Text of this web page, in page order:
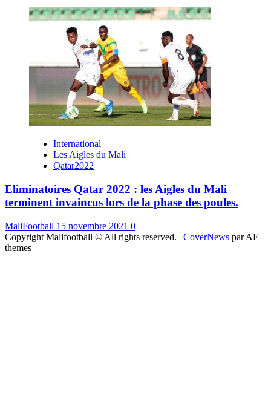
International
Les Aigles du Mali
Qatar2022
Eliminatoires Qatar 2022 : les Aigles du Mali
terminent invaincus lors de la phase des poules.
MaliFootball 15 novembre 2021 0
Copyright Malifootball © All rights reserved. | CoverNews par AF
themes